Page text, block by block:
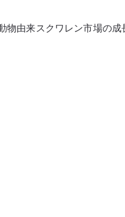
由来スクワレン市場の